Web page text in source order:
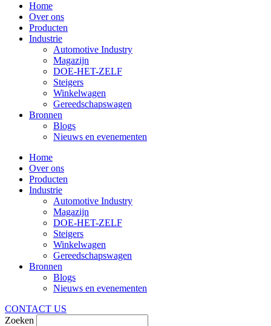
Home
Over ons
Producten
Industrie
Automotive Industry
Magazijn
DOE-HET-ZELF
Steigers
Winkelwagen
Gereedschapswagen
Bronnen
Blogs
Nieuws en evenementen
Home
Over ons
Producten
Industrie
Automotive Industry
Magazijn
DOE-HET-ZELF
Steigers
Winkelwagen
Gereedschapswagen
Bronnen
Blogs
Nieuws en evenementen
CONTACT US
Zoeken